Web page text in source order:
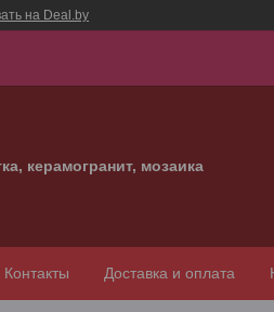
на Deal.by
керамогранит, мозаика
Контакты Доставка и оплата